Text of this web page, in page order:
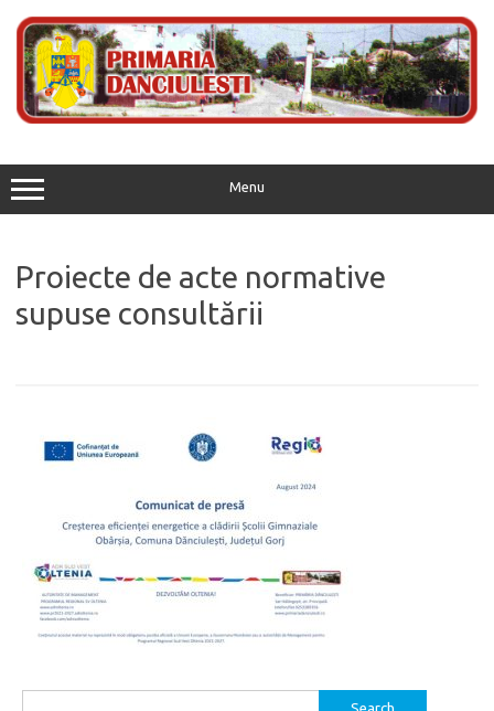
content
Menu
Proiecte de acte normative
supuse consultării